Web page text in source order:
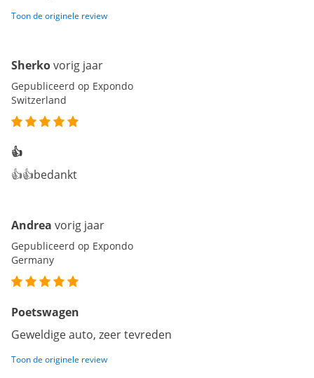
Toon de originele review
Sherkovorig jaar
Gepubliceerd op Expondo
Switzerland
👍
👍👍bedankt
Andrea vorig jaar
Gepubliceerd op Expondo
Germany
Poetswagen
Geweldige auto, zeer tevreden
Toon de originele review